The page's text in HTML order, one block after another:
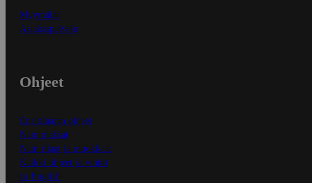
Myymälät
Asiakaspalvelu
Ohjeet
Ensitilaajan ohjeet
Näin maksat
Näin tilaat ja muokkaat
Kaikki ohjeet ja vinkit
In English